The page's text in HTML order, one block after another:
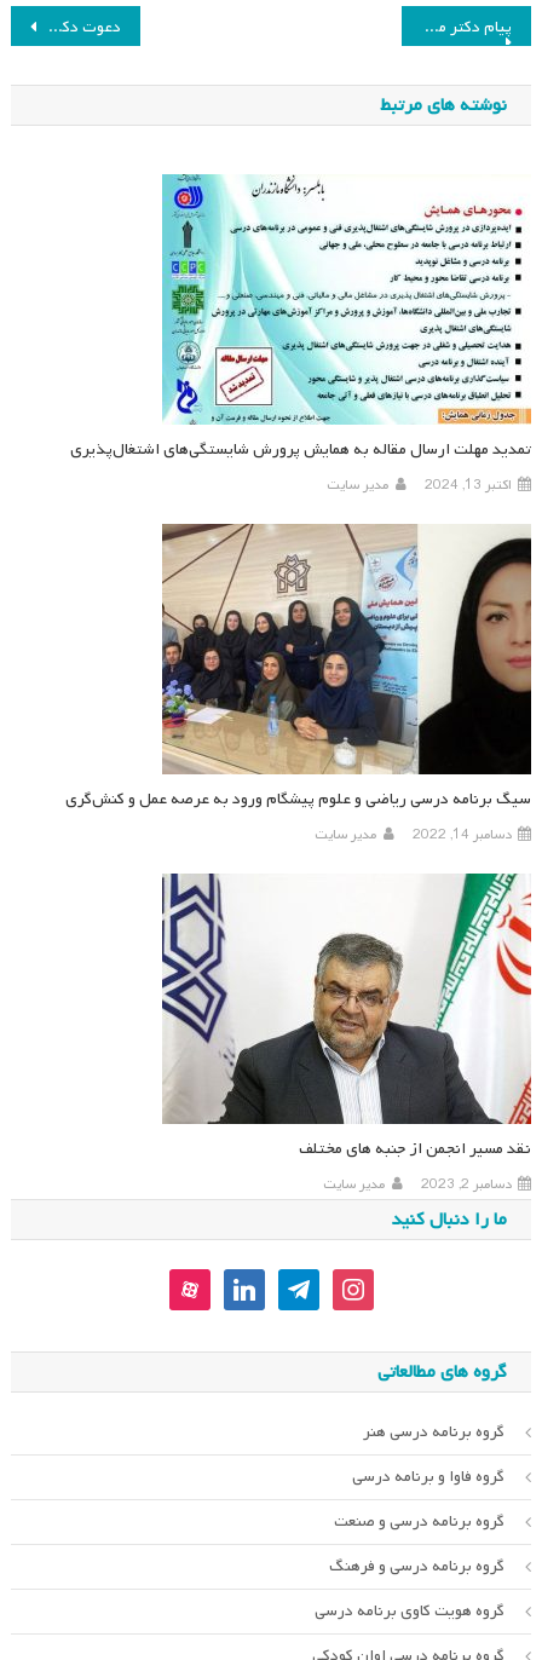
راهبری
نوشته
دعوت دکتر مرتضی کرمی رئیس انجمن مطالعات برنامه درسی برای شرکت در نوزدهمین همایش انجمن پیام دکتر مهرمحمدی درباره همایش نوزدهم انجمن مطالعات برنامه درسی ایران
نوشته های مرتبط
تمدید مهلت ارسال مقاله به همایش پرورش شایستگی‌های اشتغال‌پذیری
اکتبر 13, 2024 مدیر سایت
سیگ برنامه درسی ریاضی و علوم پیشگام ورود به عرصه عمل و کنش‌گری
دسامبر 14, 2022 مدیر سایت
نقد مسیر انجمن از جنبه های مختلف
دسامبر 2, 2023 مدیر سایت
ما را دنبال کنید
instagram
telegram
linkedin
aparat
گروه های مطالعاتی
گروه برنامه درسی هنر
گروه فاوا و برنامه درسی
گروه برنامه درسی و صنعت
گروه برنامه درسی و فرهنگ
گروه هویت کاوی برنامه درسی